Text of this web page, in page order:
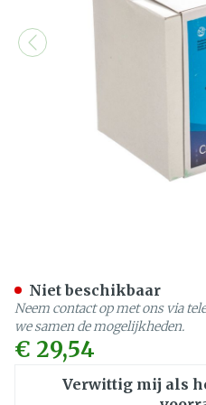
€ 29,54
Verwittig mij als
Niet beschikbaar
Neem contact op met ons via
we samen de mogelijkheden.